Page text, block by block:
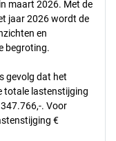
maart 2026. Met de
jaar 2026 wordt de
en
begroting.
gevolg dat het
totale lastenstijging
. Voor
€